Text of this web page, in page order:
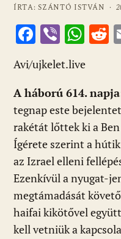
ÍRTA: SZÁNTÓ ISTVÁN ·
F
ac
e
b
o
o
k
Vi
b
er
W
at
s
A
p
p
R
t
Avi/ujkelet.live
A háború 614.
tegnap este
rakétát lőttek ki a
Ígérete szerint a
az Izrael elleni
Ezenkívül a nyugat-
megtámadását
haifai kikötővel
kell vetniük a